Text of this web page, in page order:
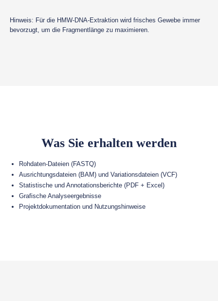
Hinweis: Für die HMW-DNA-Extraktion wird frisches Gewebe immer
bevorzugt, um die Fragmentlänge zu maximieren.
Was Sie erhalten werden
Rohdaten-Dateien (FASTQ)
Ausrichtungsdateien (BAM) und Variationsdateien (VCF)
Statistische und Annotationsberichte (PDF + Excel)
Grafische Analyseergebnisse
Projektdokumentation und Nutzungshinweise